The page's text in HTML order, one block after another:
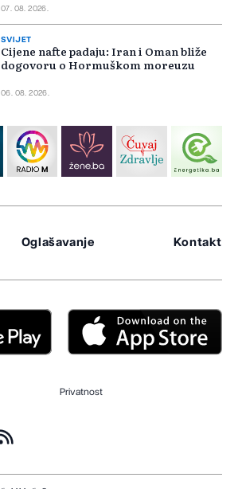
07. 08. 2026.
SVIJET
Cijene nafte padaju: Iran i Oman bliže
dogovoru o Hormuškom moreuzu
06. 08. 2026.
Oglašavanje Kontakt
Privatnost